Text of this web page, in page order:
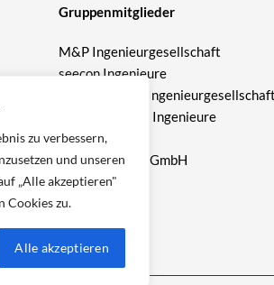
zu verbessern,
und unseren
„Alle akzeptieren"
Cookies zu.
Alle akzeptieren
Gruppenmitglieder
M&P Ingenieurgesellschaft
seecon Ingenieure
Prof. Burmeier Ingenieurgesellschaft
T&P Beratende Ingenieure
M&P Water
ICP Ingenieure GmbH